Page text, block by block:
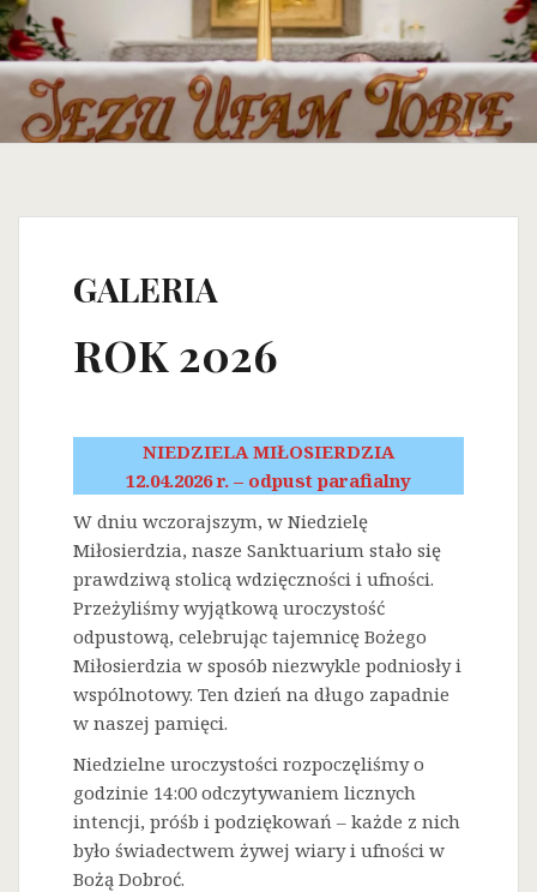
GALERIA
ROK 2026
NIEDZIELA MIŁOSIERDZIA
12.04.2026 r. – odpust parafialny
W dniu wczorajszym, w Niedzielę
Miłosierdzia, nasze Sanktuarium stało się
prawdziwą stolicą wdzięczności i ufności.
Przeżyliśmy wyjątkową uroczystość
odpustową, celebrując tajemnicę Bożego
Miłosierdzia w sposób niezwykle podniosły i
wspólnotowy. Ten dzień na długo zapadnie
w naszej pamięci.
Niedzielne uroczystości rozpoczęliśmy o
godzinie 14:00 odczytywaniem licznych
intencji, próśb i podziękowań – każde z nich
było świadectwem żywej wiary i ufności w
Bożą Dobroć.